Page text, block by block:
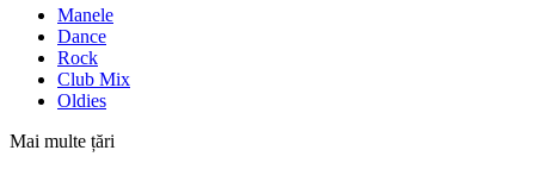
Manele
Dance
Rock
Club Mix
Oldies
Mai multe țări